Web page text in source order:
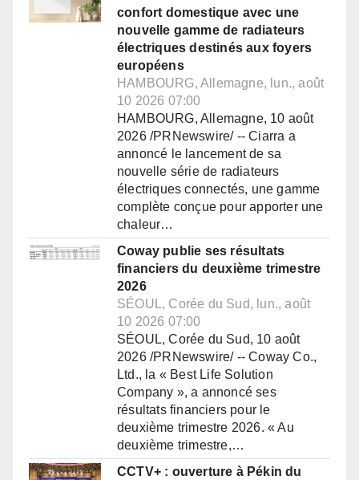
confort domestique avec une
nouvelle gamme de radiateurs
électriques destinés aux foyers
européens
HAMBOURG, Allemagne, lun., août
10 2026 07:00
HAMBOURG, Allemagne, 10 août
2026 /PRNewswire/ -- Ciarra a
annoncé le lancement de sa
nouvelle série de radiateurs
électriques connectés, une gamme
complète conçue pour apporter une
chaleur…
Coway publie ses résultats
financiers du deuxième trimestre
2026
SÉOUL, Corée du Sud, lun., août
10 2026 07:00
SÉOUL, Corée du Sud, 10 août
2026 /PRNewswire/ -- Coway Co.,
Ltd., la « Best Life Solution
Company », a annoncé ses
résultats financiers pour le
deuxième trimestre 2026. « Au
deuxième trimestre,…
CCTV+ : ouverture à Pékin du